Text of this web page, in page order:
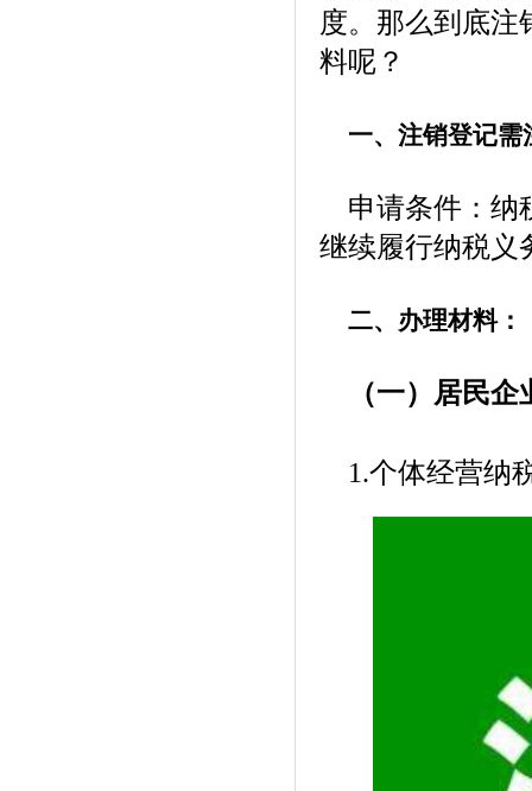
度。那么到底注
料呢？
一、注销登记需
申请条件：纳
继续履行纳税义
二、办理材料：
（一）居民企
1.个体经营纳